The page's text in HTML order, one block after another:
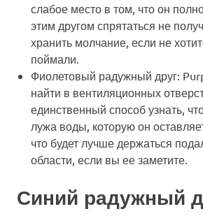
слабое место в том, что он
этим другом спрятаться не
хранить молчание, если не
поймали.
Фиолетовый радужный друг:
найти в вентиляционных
единственный способ узнать,
лужа воды, которую он
что будет лучше держаться
области, если вы ее заметите.
Синий радужный